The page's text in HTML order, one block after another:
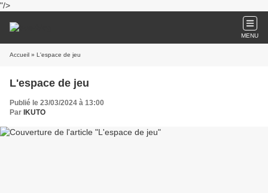
"/>
MENU
Accueil » L'espace de jeu
L'espace de jeu
Publié le 23/03/2024 à 13:00
Par IKUTO